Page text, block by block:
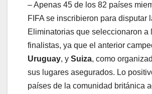
– Apenas 45 de los 82 países
FIFA se inscribieron para disputar
Eliminatorias que seleccionaron a
finalistas, ya que el anterior
Uruguay, y Suiza, como
sus lugares asegurados. Lo
países de la comunidad británica